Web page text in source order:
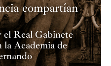
compartían
el Real Gabinete
Academia de